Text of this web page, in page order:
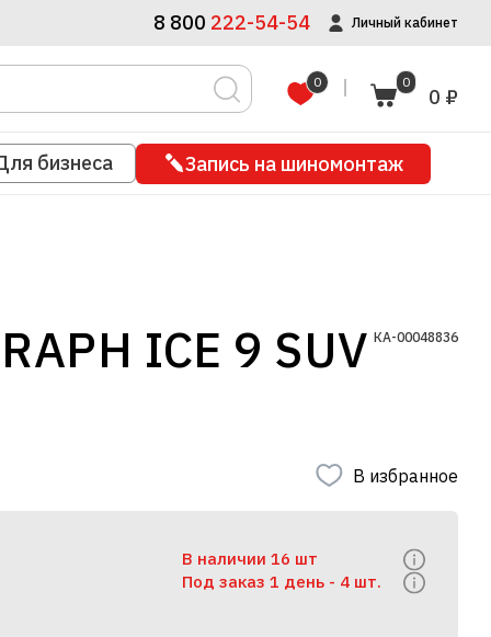
8 800 222-54-54 Личный кабинет
0 0
0 ₽
бизнеса Запись на шиномонтаж
ICE 9 SUV КА-00048836
В избранное
В наличии 16 шт
Под заказ 1 день - 4 шт.